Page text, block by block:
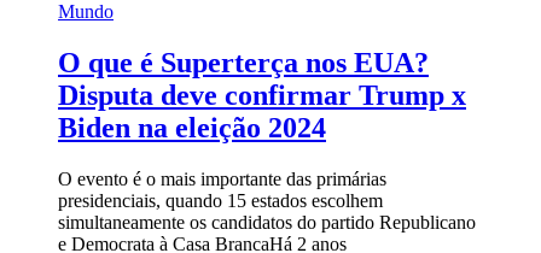
Mundo
O que é Superterça nos EUA?
Disputa deve confirmar Trump x
Biden na eleição 2024
O evento é o mais importante das primárias
presidenciais, quando 15 estados escolhem
simultaneamente os candidatos do partido Republicano
e Democrata à Casa BrancaHá 2 anos